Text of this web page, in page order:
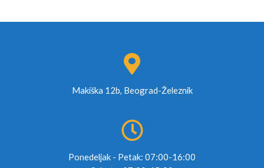
Makiška 12b, Beograd-Železnik
Ponedeljak - Petak: 07:00-16:00